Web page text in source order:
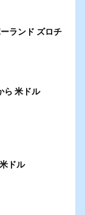
ランド ズロチ
米ドル
ドル